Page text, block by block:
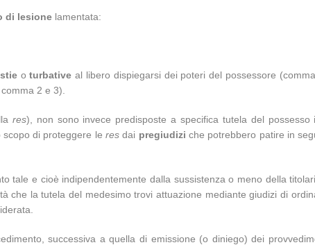
di lesione lamentata:
oturbative al libero dispiegarsi dei poteri del possessore
2 e 3).
res), non sono invece predisposte a specifica tutela del possesso
scopo di proteggere leres dai pregiudizi che potrebbero patire in
tale e cioè indipendentemente dalla sussistenza o meno della
la tutela del medesimo trovi attuazione mediante giudizi di
successiva a quella di emissione (o diniego) dei